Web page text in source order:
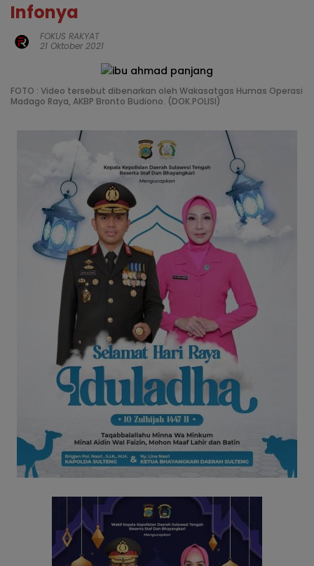
Infonya
FOKUS RAKYAT
21 Oktober 2021
FOTO : Video tersebut dibenarkan oleh Wakasatgas Humas Operasi
Madago Raya, AKBP Bronto Budiono. (DOK.POLISI)